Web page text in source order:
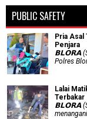
PUBLIC SAFETY
Pria Asal
Penjara
𝗕𝗟𝗢𝗥𝗔
Polres
Lalai
Terbakar
𝗕𝗟𝗢𝗥𝗔